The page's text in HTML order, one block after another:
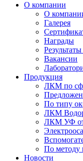
О компании
О
Галерея
Награды
Вакансии
Продукция
ЛКМ по
По типу
ЛКМ
ЛКМ УФ
По методу
Новости